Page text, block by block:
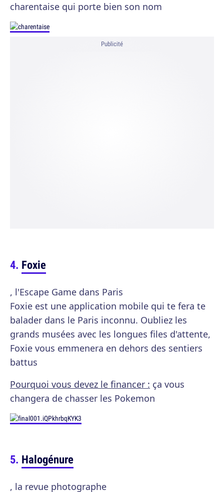
charentaise qui porte bien son nom
Publicité
Foxie
, l'Escape Game dans Paris
Foxie est une application mobile qui te fera te
balader dans le Paris inconnu. Oubliez les
grands musées avec les longues files d'attente,
Foxie vous emmenera en dehors des sentiers
battus
Pourquoi vous devez le financer : ça vous
changera de chasser les Pokemon
Halogénure
, la revue photographe